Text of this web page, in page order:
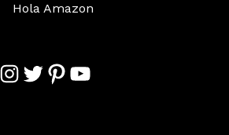
Hola Amazon
Facebook
Instagram
Twitter
Pinterest